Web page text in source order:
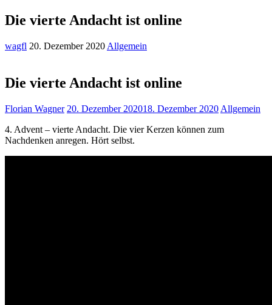
Die vierte Andacht ist online
wagfl 20. Dezember 2020 Allgemein
Die vierte Andacht ist online
Florian Wagner 20. Dezember 202018. Dezember 2020 Allgemein
4. Advent – vierte Andacht. Die vier Kerzen können zum
Nachdenken anregen. Hört selbst.